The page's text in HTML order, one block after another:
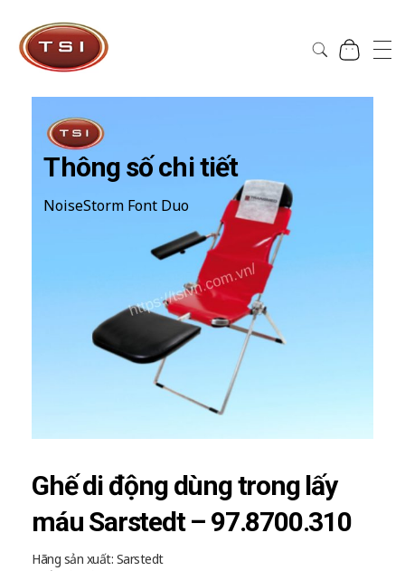
Ghế di động dùng trong lấy
máu Sarstedt – 97.8700.310
Hãng sản xuất: Sarstedt